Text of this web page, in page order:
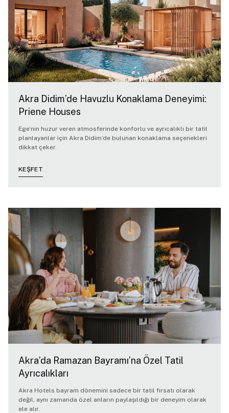
Akra Didim’de Havuzlu Konaklama Deneyimi:
Priene Houses
Ege’nin huzur veren atmosferinde konforlu ve ayrıcalıklı bir tatil
planlayanlar için Akra Didim’de bulunan konaklama seçenekleri
dikkat çeker.
KEŞFET
Akra’da Ramazan Bayramı’na Özel Tatil
Ayrıcalıkları
Akra Hotels bayram dönemini sadece bir tatil fırsatı olarak
değil, aynı zamanda özel anların paylaşıldığı bir deneyim olarak
ele alır.